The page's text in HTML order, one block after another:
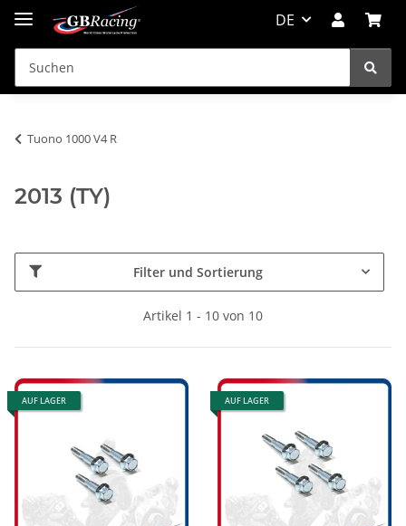
DE
Tuono 1000 V4 R
2013 (TY)
Filter und Sortierung
Artikel 1 - 10 von 10
AUF LAGER AUF LAGER